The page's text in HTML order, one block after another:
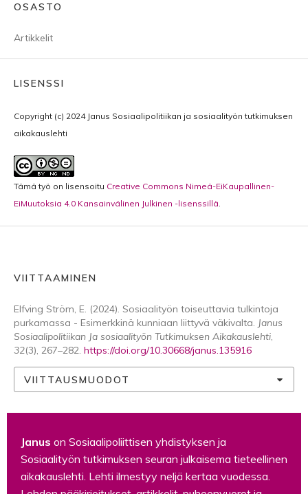
OSASTO
Artikkelit
LISENSSI
Copyright (c) 2024 Janus Sosiaalipolitiikan ja sosiaalityön tutkimuksen
aikakauslehti
Tämä työ on lisensoitu Creative Commons Nimeä-EiKaupallinen-
EiMuutoksia 4.0 Kansainvälinen Julkinen -lisenssillä.
VIITTAAMINEN
Elfving Ström, E. (2024). Sosiaalityön toiseuttavia tulkintoja
purkamassa - Esimerkkinä kunniaan liittyvä väkivalta. Janus
Sosiaalipolitiikan Ja sosiaalityön Tutkimuksen Aikakauslehti,
32(3), 267–282. https://doi.org/10.30668/janus.135916
VIITTAUSMUODOT
Janus on Sosiaalipoliittisen yhdistyksen ja
Sosiaalityön tutkimuksen seuran julkaisema tieteellinen
aikakauslehti. Lehti ilmestyy neljä kertaa vuodessa.